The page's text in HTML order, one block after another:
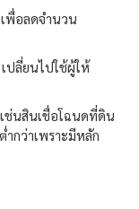
เพื่อลดจำนวน
เปลี่ยนไปใช้ผู้ให้
ช่นสินเชื่อโฉนดที่ดิน
กว่าเพราะมีหลัก